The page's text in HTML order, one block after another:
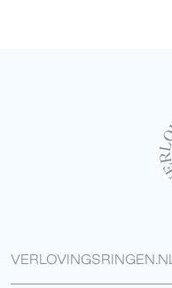
VERLOVINGSRINGEN.NL